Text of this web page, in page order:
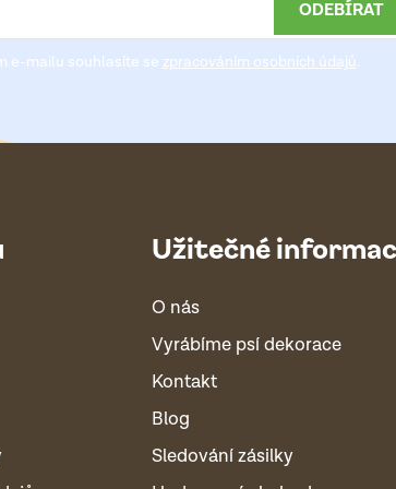
e-mailu souhlasíte se zpracováním osobních údajů.
ODEBÍRAT
Užitečné
O nás
Vyrábíme psí dekorace
Kontakt
Blog
Sledování zásilky